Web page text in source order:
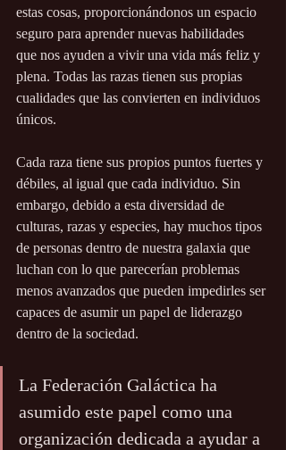
estas cosas, proporcionándonos un espacio
seguro para aprender nuevas habilidades
que nos ayuden a vivir una vida más feliz y
plena. Todas las razas tienen sus propias
cualidades que las convierten en individuos
únicos.
Cada raza tiene sus propios puntos fuertes y
débiles, al igual que cada individuo. Sin
embargo, debido a esta diversidad de
culturas, razas y especies, hay muchos tipos
de personas dentro de nuestra galaxia que
luchan con lo que parecerían problemas
menos avanzados que pueden impedirles ser
capaces de asumir un papel de liderazgo
dentro de la sociedad.
La Federación Galáctica ha
asumido este papel como una
organización dedicada a ayudar a